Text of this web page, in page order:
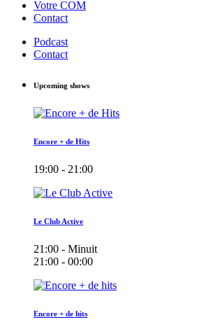
Votre COM
Contact
Podcast
Contact
Upcoming shows
Encore + de Hits
19:00 - 21:00
Le Club Active
21:00 - Minuit
21:00 - 00:00
Encore + de hits